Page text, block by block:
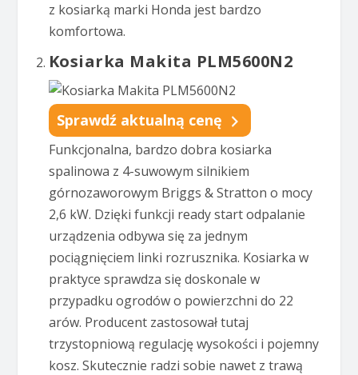
z kosiarką marki Honda jest bardzo
komfortowa.
Kosiarka Makita PLM5600N2
Sprawdź aktualną cenę
Funkcjonalna, bardzo dobra kosiarka
spalinowa z 4-suwowym silnikiem
górnozaworowym Briggs & Stratton o mocy
2,6 kW. Dzięki funkcji ready start odpalanie
urządzenia odbywa się za jednym
pociągnięciem linki rozrusznika. Kosiarka w
praktyce sprawdza się doskonale w
przypadku ogrodów o powierzchni do 22
arów. Producent zastosował tutaj
trzystopniową regulację wysokości i pojemny
kosz. Skutecznie radzi sobie nawet z trawą